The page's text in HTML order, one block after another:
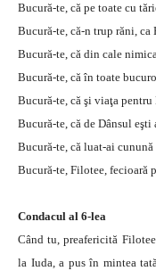
Bucură-te, că pe toate cu
Bucură-te, că-n trup răni, ca
Bucură-te, că din cale
Bucură-te, că în toate
Bucură-te, că şi viaţa
Bucură-te, că de Dânsul eşti
Bucură-te, că luat-ai
Bucură-te, Filotee, fecioară
Condacul al 6-lea
Când tu, preafericită
la Iuda, a pus în mintea